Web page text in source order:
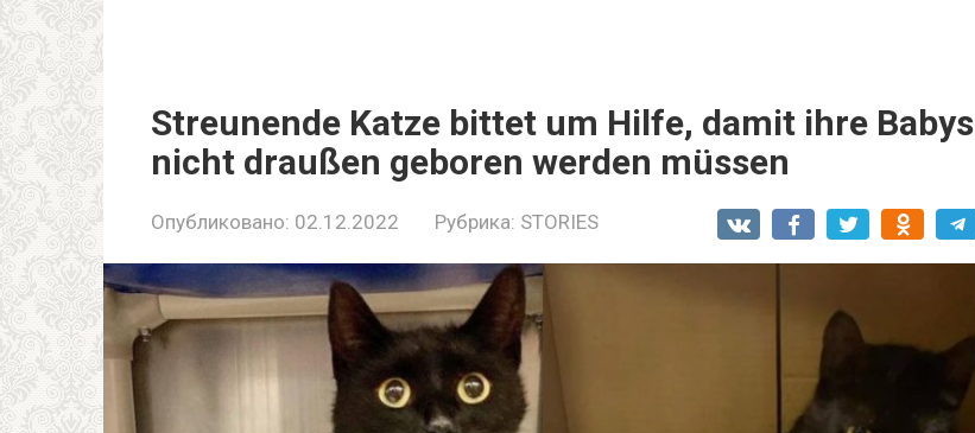
Streunende Katze bittet um Hilfe, damit ihre Babys
nicht draußen geboren werden müssen
Опубликовано: 02.12.2022 Рубрика: STORIES